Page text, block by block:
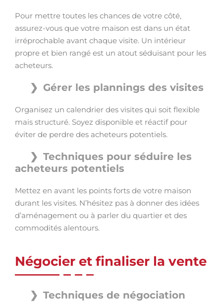
Pour mettre toutes les chances de votre côté,
assurez-vous que votre maison est dans un état
irréprochable avant chaque visite. Un intérieur
propre et bien rangé est un atout séduisant pour les
acheteurs.
Gérer les plannings des visites
Organisez un calendrier des visites qui soit flexible
mais structuré. Soyez disponible et réactif pour
éviter de perdre des acheteurs potentiels.
Techniques pour séduire les
acheteurs potentiels
Mettez en avant les points forts de votre maison
durant les visites. N’hésitez pas à donner des idées
d’aménagement ou à parler du quartier et des
commodités alentours.
Négocier et finaliser la vente
Techniques de négociation